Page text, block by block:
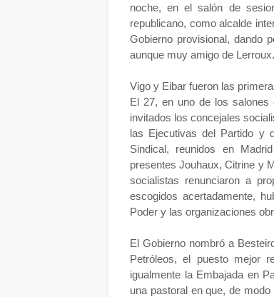
noche, en el salón de
republicano, como alcalde
Gobierno provisional, dando
aunque muy amigo de Lerroux.
Vigo y Eibar fueron las
El 27, en uno de los salones
invitados los concejales
las Ejecutivas del Partido y
Sindical, reunidos en
presentes Jouhaux, Citrine y
socialistas renunciaron a
escogidos acertadamente,
Poder y las organizaciones
El Gobierno nombró a
Petróleos, el puesto mejor
igualmente la Embajada en
una pastoral en que, de